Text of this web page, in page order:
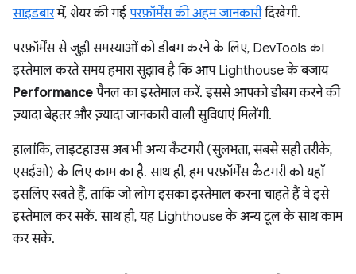
साइडबारमें, शेयर की गई परफ़ॉर्मेंस की अहम जानकारीदिखेगी.
परफ़ॉर्मेंस से जुड़ी समस्याओं को डीबग करने के लिए, DevTools का
इस्तेमाल करते समय हमारा सुझाव है कि आप Lighthouse के बजाय
Performance पैनल का इस्तेमाल करें. इससे आपको डीबग करने की
ज़्यादा बेहतर और ज़्यादा जानकारी वाली सुविधाएं मिलेंगी.
हालांकि, लाइटहाउस अब भी अन्य कैटगरी (सुलभता, सबसे सही तरीके,
एसईओ) के लिए काम का है. साथ ही, हम परफ़ॉर्मेंस कैटगरी को यहाँ
इसलिए रखते हैं, ताकि जो लोग इसका इस्तेमाल करना चाहते हैं वे इसे
इस्तेमाल कर सकें. साथ ही, यह Lighthouse के अन्य टूल के साथ काम
कर सके.